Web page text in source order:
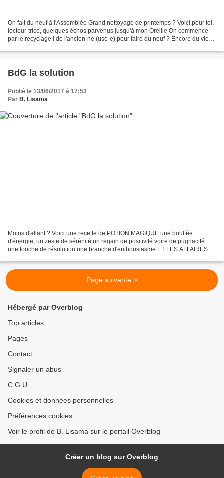
On fait du neuf à l'Assemblée Grand nettoyage de printemps ? Voici,pour toi,
lecteur-trice, quelques échos parvenus jusqu'à mon Oreille On commence
par le recyclage ! de l'ancien-ne (usé-e) pour faire du neuf ? Encore du vieux
BdG la solution
Publié le 13/06/2017 à 17:53
Par B. Lisama
Moins d'allant ? Voici une recette de POTION MAGIQUE une bouffée
d'énergie, un zeste de sérénité un regain de positivité voire de pugnacité
une touche de résolution une branche d'enthousiasme ET LES AFFAIRES
Page suivante >
Hébergé par Overblog
Top articles
Pages
Contact
Signaler un abus
C.G.U.
Cookies et données personnelles
Préférences cookies
Voir le profil de B. Lisama sur le portail Overblog
Créer un blog sur Overblog